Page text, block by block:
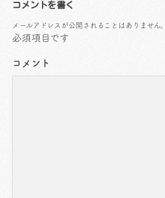
コメントを書く
メールアドレスが公開されることはありません。
必須項目です
コメント